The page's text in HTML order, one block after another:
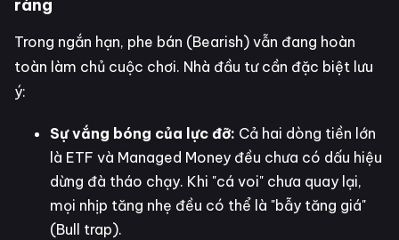
ràng
Trong ngắn hạn, phe bán (Bearish) vẫn đang hoàn
toàn làm chủ cuộc chơi. Nhà đầu tư cần đặc biệt lưu
ý:
Sự vắng bóng của lực đỡ: Cả hai dòng tiền lớn
là ETF và Managed Money đều chưa có dấu hiệu
dừng đà tháo chạy. Khi "cá voi" chưa quay lại,
mọi nhịp tăng nhẹ đều có thể là "bẫy tăng giá"
(Bull trap).